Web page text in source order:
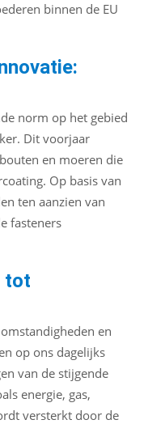
binnen de EU
norm op het gebied
Dit voorjaar
en moeren die
Op basis van
ten aanzien van
fasteners
tot
en
op ons dagelijks
van de stijgende
energie, gas,
versterkt door de